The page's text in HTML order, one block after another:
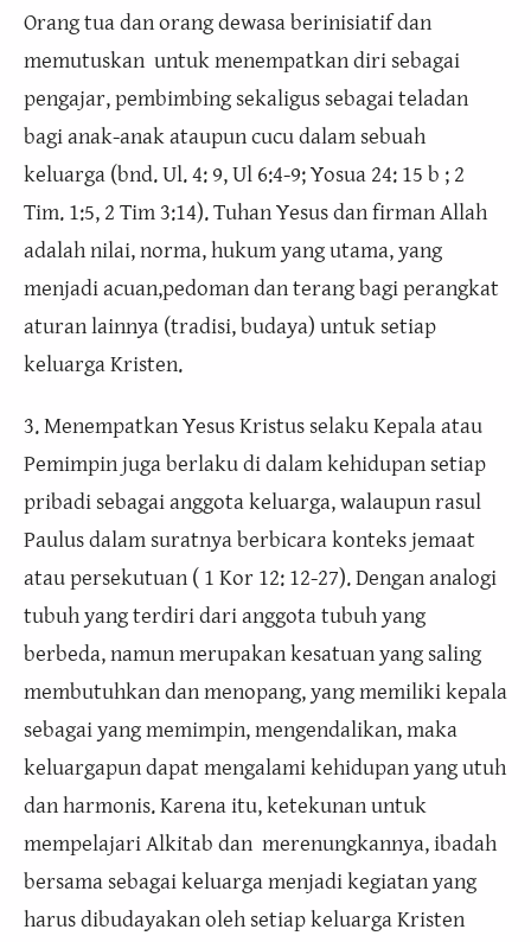
Orang tua dan orang dewasa berinisiatif dan
memutuskan untuk menempatkan diri sebagai
pengajar, pembimbing sekaligus sebagai teladan
bagi anak-anak ataupun cucu dalam sebuah
keluarga (bnd. Ul. 4: 9, Ul 6:4-9; Yosua 24: 15 b ; 2
Tim. 1:5, 2 Tim 3:14). Tuhan Yesus dan firman Allah
adalah nilai, norma, hukum yang utama, yang
menjadi acuan,pedoman dan terang bagi perangkat
aturan lainnya (tradisi, budaya) untuk setiap
keluarga Kristen.
3. Menempatkan Yesus Kristus selaku Kepala atau
Pemimpin juga berlaku di dalam kehidupan setiap
pribadi sebagai anggota keluarga, walaupun rasul
Paulus dalam suratnya berbicara konteks jemaat
atau persekutuan ( 1 Kor 12: 12-27). Dengan analogi
tubuh yang terdiri dari anggota tubuh yang
berbeda, namun merupakan kesatuan yang saling
membutuhkan dan menopang, yang memiliki kepala
sebagai yang memimpin, mengendalikan, maka
keluargapun dapat mengalami kehidupan yang utuh
dan harmonis. Karena itu, ketekunan untuk
mempelajari Alkitab dan merenungkannya, ibadah
bersama sebagai keluarga menjadi kegiatan yang
harus dibudayakan oleh setiap keluarga Kristen